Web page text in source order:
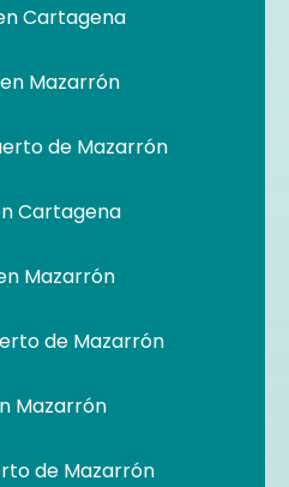
Cartagena
Mazarrón
de Mazarrón
Cartagena
Mazarrón
de Mazarrón
Mazarrón
de Mazarrón